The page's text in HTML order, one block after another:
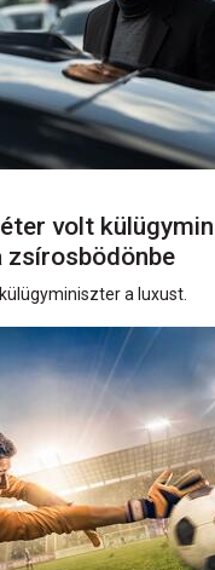
volt
zsírosbödönbe
a luxust.